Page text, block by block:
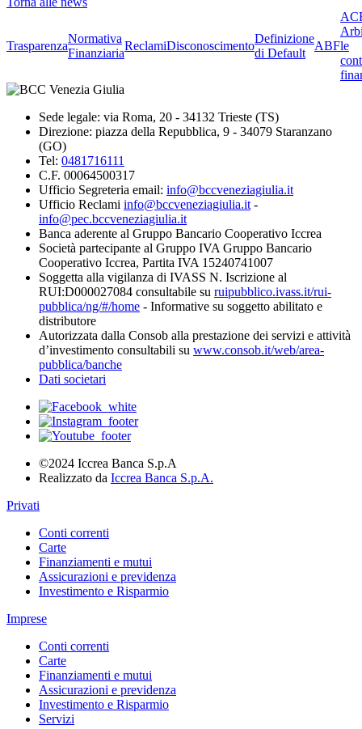
Trasparenza
Normativa
Finanziaria
ReclamiDisconoscimento
Definizione
di Default
ABFle
Sede legale: via Roma, 20 - 34132 Trieste (TS)
Direzione: piazza della Repubblica, 9 - 34079 Staranzano
(GO)
Tel: 0481716111
C.F. 00064500317
Ufficio Segreteria email: info@bccveneziagiulia.it
Ufficio Reclami info@bccveneziagiulia.it -
info@pec.bccveneziagiulia.it
Banca aderente al Gruppo Bancario Cooperativo Iccrea
Società partecipante al Gruppo IVA Gruppo Bancario
Cooperativo Iccrea, Partita IVA 15240741007
Soggetta alla vigilanza di IVASS N. Iscrizione al
RUI:D000027084 consultabile su ruipubblico.ivass.it/rui-
pubblica/ng/#/home - Informative su soggetto abilitato e
distributore
Autorizzata dalla Consob alla prestazione dei servizi e attività
d’investimento consultabili su www.consob.it/web/area-
pubblica/banche
Dati societari
©2024 Iccrea Banca S.p.A
Realizzato da Iccrea Banca S.p.A.
Privati
Conti correnti
Carte
Finanziamenti e mutui
Assicurazioni e previdenza
Investimento e Risparmio
Imprese
Conti correnti
Carte
Finanziamenti e mutui
Assicurazioni e previdenza
Investimento e Risparmio
Servizi